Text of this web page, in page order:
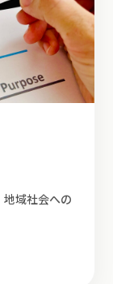
域社会への